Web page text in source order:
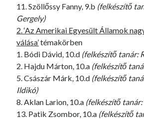
11. Szöllőssy Fanny, 9.b (felkészítő
Gergely)
2. ‘Az Amerikai Egyesült Államok
válása’témakörben
1. Bódi Dávid, 10.d (felkészítő tanár:
2. Hajdu Márton, 10.a (felkészítő
5. Császár Márk, 10.d (felkészítő
Ildikó)
8. Aklan Larion, 10.a (felkészítő
13. Patik Zsombor, 10.a (felkészítő